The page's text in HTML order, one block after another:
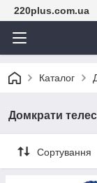
220plus.com.ua
Каталог
Домкрати
Сортування